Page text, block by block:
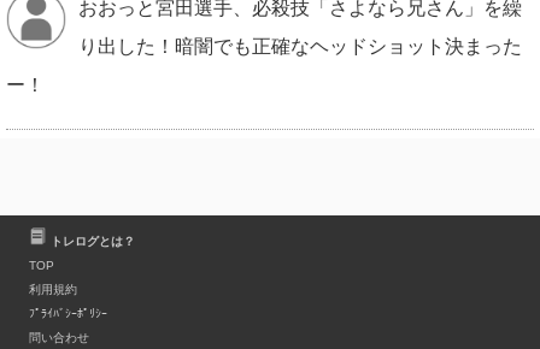
おおっと宮田選手、必殺技「さよなら兄さん」を繰
り出した！暗闇でも正確なヘッドショット決まった
ー！
次期フリゲート艦 No2：さよなら、兄さん No3：は
しご車 No4：ペリリュー No5：都内の駅前にカニ No6：中尾
隆聖 No7：コメ増産 No8：味の素冷凍食品 No9：塚原あゆ子
トレログとは？
TOP
利用規約
ﾌﾟﾗｲﾊﾞｼｰﾎﾟﾘｼｰ
問い合わせ